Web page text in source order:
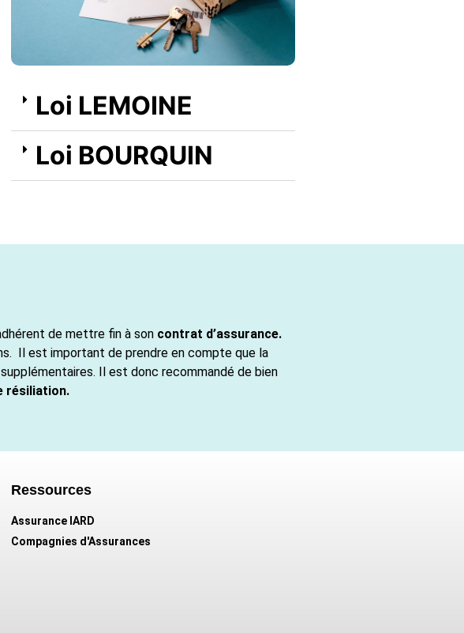
Loi LEMOINE
Loi BOURQUIN
de mettre fin à son contrat d’assurance.
Il est important de prendre en compte que la
Il est donc recommandé de bien
résiliation.
Ressources
Assurance IARD
Compagnies d'Assurances